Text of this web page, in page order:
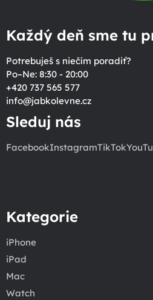
Každý deň sme tu
Potrebuješ s niečím poradiť?
Po–Ne: 8:30 - 20:00
+420 737 565 577
info@jabkolevne.cz
Sleduj nás
FacebookInstagramTikTok
Kategorie
iPhone
iPad
Mac
Watch